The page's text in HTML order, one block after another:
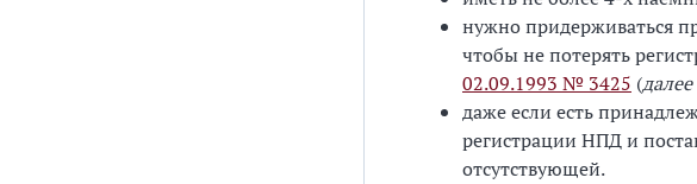
нужно придерживаться
чтобы не потерять
02.09.1993 № 3425 (далее
даже если есть
регистрации НПД и
отсутствующей.